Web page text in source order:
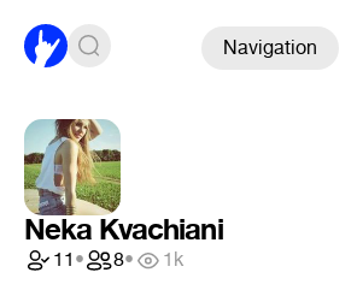
Navigation
Neka Kvachiani
11• 8• 1k